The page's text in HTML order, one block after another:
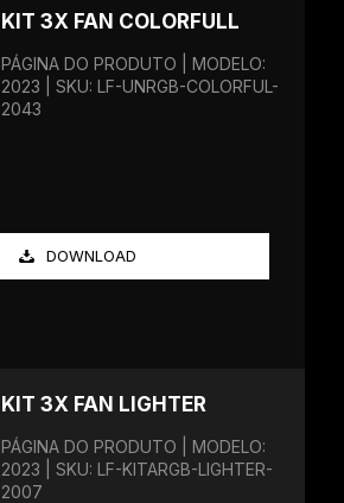
KIT 3X FAN COLORFULL
PÁGINA DO PRODUTO | MODELO:
2023 | SKU: LF-UNRGB-COLORFUL-
2043
DOWNLOAD
KIT 3X FAN LIGHTER
PÁGINA DO PRODUTO | MODELO:
2023 | SKU: LF-KITARGB-LIGHTER-
2007